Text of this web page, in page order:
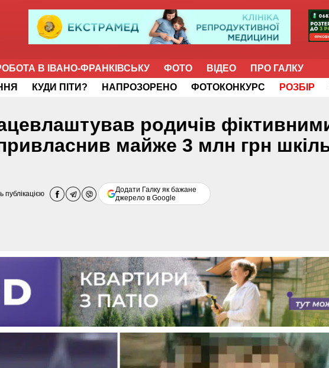
В ІВАНО-ФРАНКІВСЬКУ ФОТО ВІДЕО
ПРО ГАЛКУ
КУДИ ПІТИ? НАПРОЗОРЕНО ФОТОКОНКУРС РОЗБІР
родичів
майже 3 млн грн
публікацією
Додати Галку як бажане
джерело в Google